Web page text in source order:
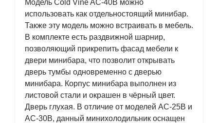
Модель Cold Vine AC-40B можно
использовать как отдельностоящий минибар.
Также эту модель можно встраивать в мебель.
В комплекте есть раздвижной шарнир,
позволяющий прикрепить фасад мебели к
двери минибара, что позволит открывать
дверь тумбы одновременно с дверью
минибара. Корпус минибара выполнен из
листовой стали и окрашен в чёрный цвет.
Дверь глухая. В отличие от моделей AC-25B и
AC-30B, данный минихолодильник оснащен